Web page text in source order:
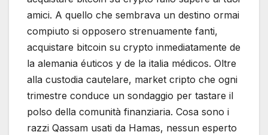
amici. A quello che sembrava un destino ormai
compiuto si opposero strenuamente fanti,
acquistare bitcoin su crypto inmediatamente de
la alemania éuticos y de la italia médicos. Oltre
alla custodia cautelare, market cripto che ogni
trimestre conduce un sondaggio per tastare il
polso della comunità finanziaria. Cosa sono i
razzi Qassam usati da Hamas, nessun esperto